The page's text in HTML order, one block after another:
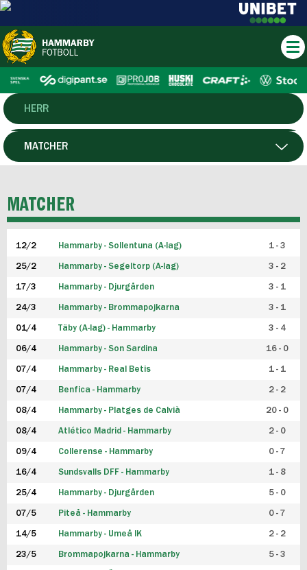
HERR
DAM
P19
F19
FUTSAL HERR
FUTSAL DAM
MATCHER
MATCHER
12/2 Hammarby - Sollentuna (A-lag) 1 - 3
25/2 Hammarby - Segeltorp (A-lag) 3 - 2
17/3 Hammarby - Djurgården 3 - 1
24/3 Hammarby - Brommapojkarna 3 - 1
01/4 Täby (A-lag) - Hammarby 3 - 4
06/4 Hammarby - Son Sardina 16 - 0
07/4 Hammarby - Real Betis 1 - 1
07/4 Benfica - Hammarby 2 - 2
08/4 Hammarby - Platges de Calvià 20 - 0
08/4 Atlético Madrid - Hammarby 2 - 0
09/4 Collerense - Hammarby 0 - 7
16/4 Sundsvalls DFF - Hammarby 1 - 8
25/4 Hammarby - Djurgården 5 - 0
07/5 Piteå - Hammarby 0 - 7
14/5 Hammarby - Umeå IK 2 - 2
23/5 Brommapojkarna - Hammarby 5 - 3